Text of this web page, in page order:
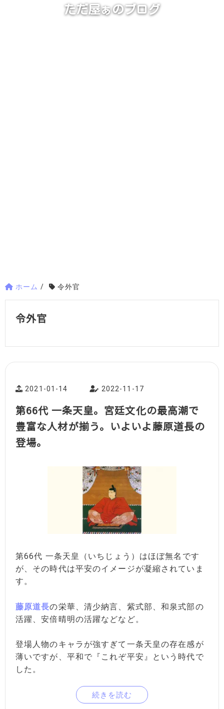
ただ屋ぁのブログ
ホーム / 令外官
令外官
2021-01-14 2022-11-17
第66代 一条天皇。宮廷文化の最高潮で
豊富な人材が揃う。いよいよ藤原道長の
登場。
第66代 一条天皇（いちじょう）はほぼ無名です
が、その時代は平安のイメージが凝縮されていま
す。
藤原道長の栄華、清少納言、紫式部、和泉式部の
活躍、安倍晴明の活躍などなど。
登場人物のキャラが強すぎて一条天皇の存在感が
薄いですが、平和で『これぞ平安』という時代で
した。
続きを読む